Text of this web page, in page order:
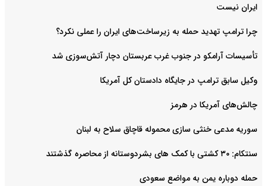
ایران نیست
چرا ترامپ تهدید حمله به زیرساخت‌های ایران را عملی نکرد؟
تأسیسات آرامکو در جنوب غرب عربستان دچار آتش‌سوزی شد
وکیل سابق ترامپ در جایگاه دادستان کل آمریکا
چالش‌های آمریکا در هرمز
سوریه مدعی خنثی سازی محموله قاچاق سلاح به لبنان
سنتکام: ۳۰ کشتی با کمک های بشردوستانه از محاصره گذشتند
حمله دوباره یمن به مواضع سعودی